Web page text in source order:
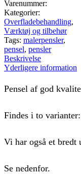
Varenummer:
Kategorier:
Overfladebehandling,
Værktøj og tilbehør
Tags: malerpensler,
pensel, pensler
Beskrivelse
Yderligere information
Pensel af god
Findes i to
Vi har også et bredt
Se nedenfor.